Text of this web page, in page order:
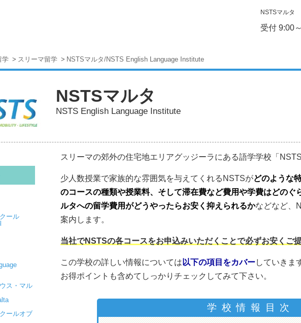
NSTSマルタ
受付 9:00
学 スリーマ留学 NSTSマルタ/NSTS English Language Institute
NSTSマルタ
NSTS English Language Institute
スリーマの郊外の住宅地エリアグッジーラにある語学学校「
少人数授業で家族的な雰囲気を与えてくれるNSTSがどのような
のコースの種類や授業料、そして滞在費など費用や学費はどのぐ
ルタへの留学費用がどうやったらお安く抑えられるかなどなど、
案内します。
当社でNSTSの各コースをお申込みいただくことで必ずお安くご
この学校の詳しい情報については 以下の項目をカバーしていきま
お得ポイントも含めてしっかりチェックしてみて下さい。
ール
ス・マル
ールオブ